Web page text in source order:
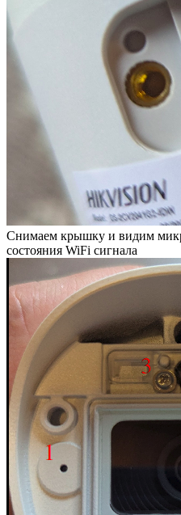
Снимаем крышку и видим
состояния WiFi сигнала